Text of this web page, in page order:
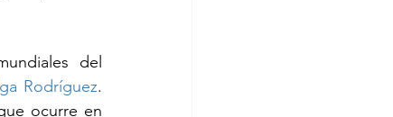
del
Rodríguez.
ocurre en